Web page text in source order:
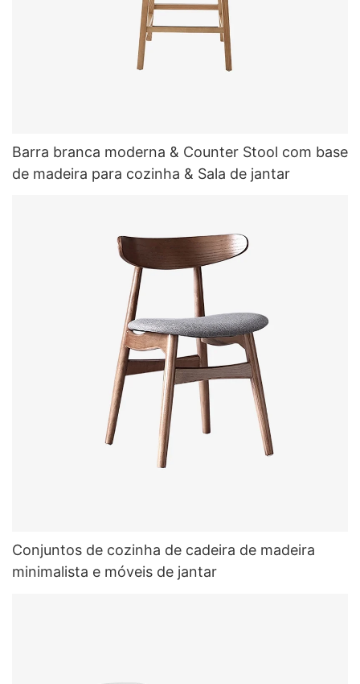
Barra branca moderna & Counter Stool com base
de madeira para cozinha & Sala de jantar
Conjuntos de cozinha de cadeira de madeira
minimalista e móveis de jantar